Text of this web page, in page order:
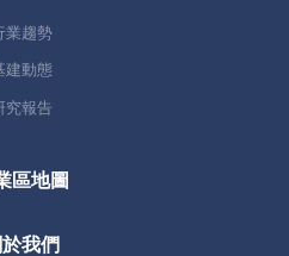
業趨勢
建動態
究報告
區地圖
於我們